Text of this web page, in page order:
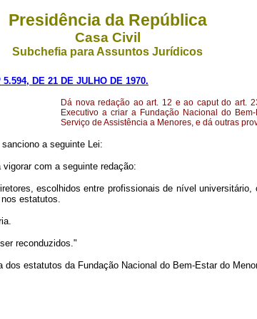
Presidência da República
Casa Civil
Subchefia para Assuntos Jurídicos
5.594, DE 21 DE JULHO DE 1970.
Dá nova redação ao art. 12 e ao caput do art.
Executivo a criar a Fundação Nacional do
Serviço de Assistência a Menores, e dá outras
a seguinte Lei:
vigorar com a seguinte redação:
escolhidos entre profissionais de nível
estatutos.
reconduzidos."
estatutos da Fundação Nacional do Bem-Estar do